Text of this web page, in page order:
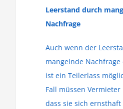
Leerstand durch
Nachfrage
Auch wenn der
mangelnde
ist ein Teilerlass
Fall müssen
dass sie sich